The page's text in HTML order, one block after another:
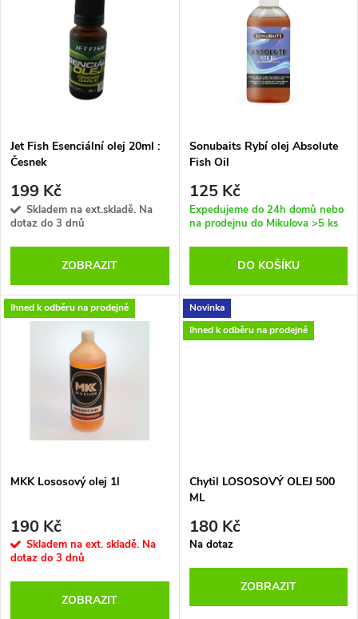
p
r
o
d
u
Nejprodávanější
Abecedně
s
p
r
o
d
Jet Fish Esenciální olej 20ml :
Česnek
199 Kč
Skladem na ext.skladě. Na
dotaz do 3 dnů
ZOBRAZIT
Sonubaits Rybí olej Absolute
Fish Oil
125 Kč
Expedujeme do 24h domů nebo
na prodejnu do Mikulova >5 ks
DO KOŠÍKU
Ihned k odběru na prodejně
MKK Lososový olej 1l
190 Kč
Skladem na ext. skladě. Na
dotaz do 3 dnů
ZOBRAZIT
Novinka
Ihned k odběru na prodejně
Chytil LOSOSOVÝ OLEJ 500
ML
180 Kč
Na dotaz
ZOBRAZIT